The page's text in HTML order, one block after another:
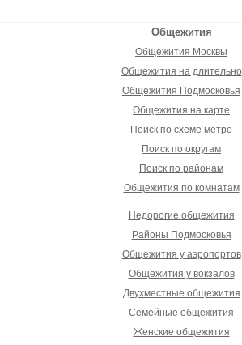
Общежития
Общежития Москвы
Общежития на длительно
Общежития Подмосковья
Общежития на карте
Поиск по схеме метро
Поиск по округам
Поиск по районам
Общежития по комнатам
Недорогие общежития
Районы Подмосковья
Общежития у аэропортов
Общежития у вокзалов
Двухместные общежития
Семейные общежития
Женские общежития